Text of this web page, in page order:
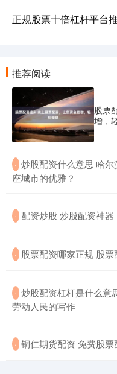
正规股票十倍杠杆平台
推荐阅读
股票
增，
· 炒股配资什么意思 哈
座城市的优雅？
· 配资炒股 炒股配资神
· 股票配资哪家正规 股
· 炒股配资杠杆是什么意
劳动人民的写作
· 铜仁期货配资 免费股